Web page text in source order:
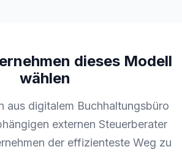
dieses Modell
wählen
aus digitalem Buchhaltungsbüro
externen Steuerberater
der effizienteste Weg zu